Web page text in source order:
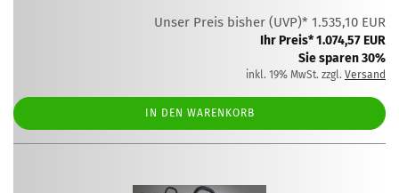
Unser Preis bisher (UVP)* 1.535,10 EUR
Ihr Preis* 1.074,57 EUR
Sie sparen 30%
inkl. 19% MwSt. zzgl. Versand
IN DEN WARENKORB